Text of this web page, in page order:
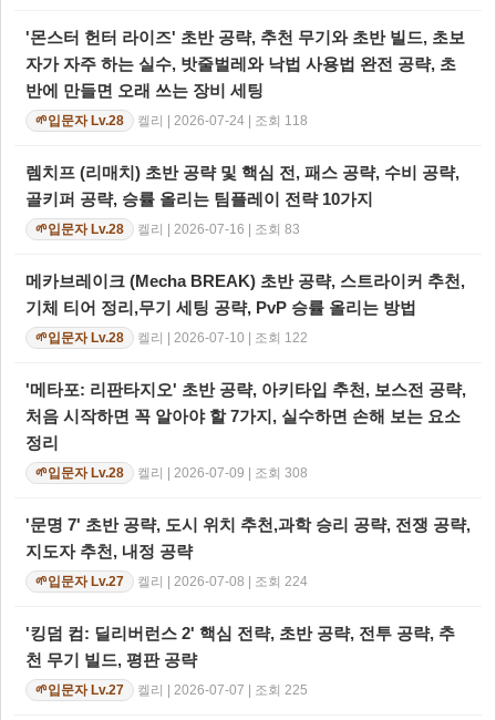
'몬스터 헌터 라이즈' 초반 공략, 추천 무기와 초반 빌드, 초보
자가 자주 하는 실수, 밧줄벌레와 낙법 사용법 완전 공략, 초
반에 만들면 오래 쓰는 장비 세팅
🌱입문자 Lv.28 켈리 | 2026-07-24 | 조회 118
렘치프 (리매치) 초반 공략 및 핵심 전, 패스 공략, 수비 공략,
골키퍼 공략, 승률 올리는 팀플레이 전략 10가지
🌱입문자 Lv.28 켈리 | 2026-07-16 | 조회 83
메카브레이크 (Mecha BREAK) 초반 공략, 스트라이커 추천,
기체 티어 정리,무기 세팅 공략, PvP 승률 올리는 방법
🌱입문자 Lv.28 켈리 | 2026-07-10 | 조회 122
'메타포: 리판타지오' 초반 공략, 아키타입 추천, 보스전 공략,
처음 시작하면 꼭 알아야 할 7가지, 실수하면 손해 보는 요소
정리
🌱입문자 Lv.28 켈리 | 2026-07-09 | 조회 308
'문명 7' 초반 공략, 도시 위치 추천,과학 승리 공략, 전쟁 공략,
지도자 추천, 내정 공략
🌱입문자 Lv.27 켈리 | 2026-07-08 | 조회 224
'킹덤 컴: 딜리버런스 2' 핵심 전략, 초반 공략, 전투 공략, 추
천 무기 빌드, 평판 공략
🌱입문자 Lv.27 켈리 | 2026-07-07 | 조회 225